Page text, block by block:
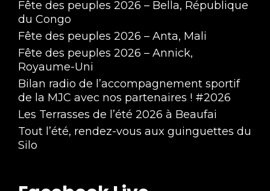
Fête des peuples 2026 – Bella, République
du Congo
Fête des peuples 2026 – Anta, Mali
Fête des peuples 2026 – Annick,
Royaume-Uni
Bilan radio de l’accompagnement sportif
de la MJC avec nos partenaires ! #2026
Les Terrasses de l’été 2026 à Beaufai
Tout l’été, rendez-vous aux guinguettes du
Silo